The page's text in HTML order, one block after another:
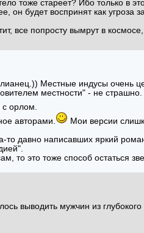
тоже стареет? Ибо только в
будет воспринят как угроза
все попросту вымрут в космосе,
Местные индусы очень
местности" - не
орлом.
авторами.
Мои версии
то давно написавших яркий
то это тоже способ остаться
выводить мужчин из глубокого